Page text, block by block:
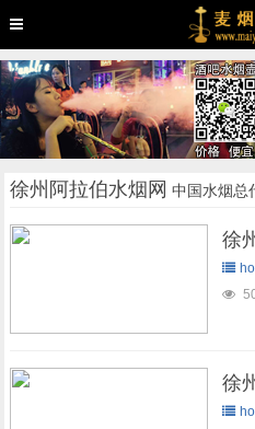
徐州阿拉伯水烟网 中国水烟总
徐
徐